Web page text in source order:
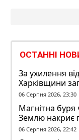
ОСТАННІ
За ухилення
Харківщини
волі
06 Серпня 2026, 23:30
Магнітна буря
Землю накриє
06 Серпня 2026, 22:42